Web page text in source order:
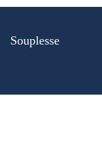
Souplesse